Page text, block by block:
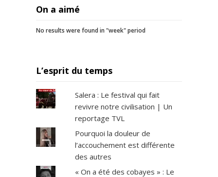
On a aimé
No results were found in "week" period
L’esprit du temps
Salera : Le festival qui fait
revivre notre civilisation | Un
reportage TVL
Pourquoi la douleur de
l’accouchement est différente
des autres
« On a été des cobayes » : Le